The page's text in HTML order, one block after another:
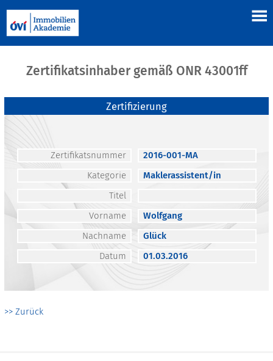
Zertifikatsinhaber gemäß ONR 43001ff
Zertifizierung
Zertifikatsnummer
2016-001-MA
Kategorie
Maklerassistent/in
Titel
Vorname
Wolfgang
Nachname
Glück
Datum
01.03.2016
>> Zurück